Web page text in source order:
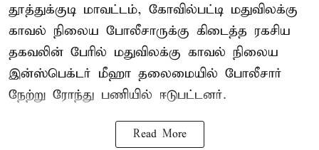
தூத்துக்குடி மாவட்டம், கோவில்பட்டி மதுவிலக்கு
காவல் நிலைய போலீசாருக்கு கிடைத்த ரகசிய
தகவலின் பேரில் மதுவிலக்கு காவல் நிலைய
இன்ஸ்பெக்டர் மீஹா தலைமையில் போலீசார்
நேற்று ரோந்து பணியில் ஈடுபட்டனர்.
Read More